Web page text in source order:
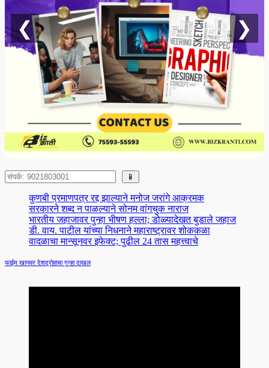
❮ ❯
Search 📱
कुणबी प्रमाणपत्र रद्द झाल्याने मनोज जरांगे आक्रमक
सरकारने शब्द न पाळल्याने सोनम वांगचुक नाराज
भारतीय जहाजावर पुन्हा भीषण हल्ला; डोळ्यादेखत बुडाले जहाज
डी. वाय. पाटील यांच्या निधनाने महाराष्ट्रावर शोककळा
वादळाचा मान्सूनवर इफेक्ट; पुढील 24 तास महत्त्वाचे
फाईम खानवर देशद्रोहाचा गुन्हा दाखल